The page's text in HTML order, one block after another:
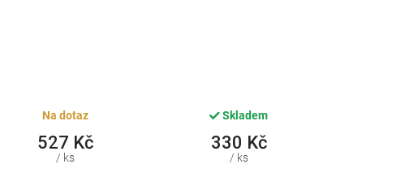
Na dotaz
527 Kč
/ ks
Skladem
330 Kč
/ ks